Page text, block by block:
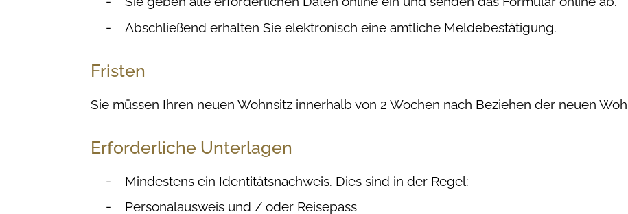
Abschließend erhalten Sie elektronisch eine amtliche Meldebestätigung.
Fristen
Sie müssen Ihren neuen Wohnsitz innerhalb von 2 Wochen nach Beziehen der neuen
Erforderliche Unterlagen
Mindestens ein Identitätsnachweis. Dies sind in der Regel:
Personalausweis und / oder Reisepass